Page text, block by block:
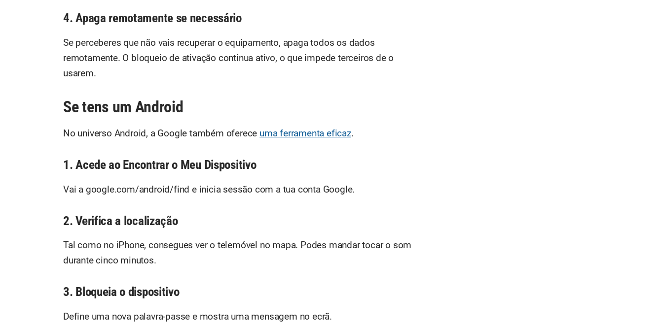
4. Apaga remotamente se necessário
Se perceberes que não vais recuperar o equipamento, apaga todos os dados
remotamente. O bloqueio de ativação continua ativo, o que impede terceiros de o
usarem.
Se tens um Android
No universo Android, a Google também oferece uma ferramenta eficaz.
1. Acede ao Encontrar o Meu Dispositivo
Vai a google.com/android/find e inicia sessão com a tua conta Google.
2. Verifica a localização
Tal como no iPhone, consegues ver o telemóvel no mapa. Podes mandar tocar o som
durante cinco minutos.
3. Bloqueia o dispositivo
Define uma nova palavra-passe e mostra uma mensagem no ecrã.